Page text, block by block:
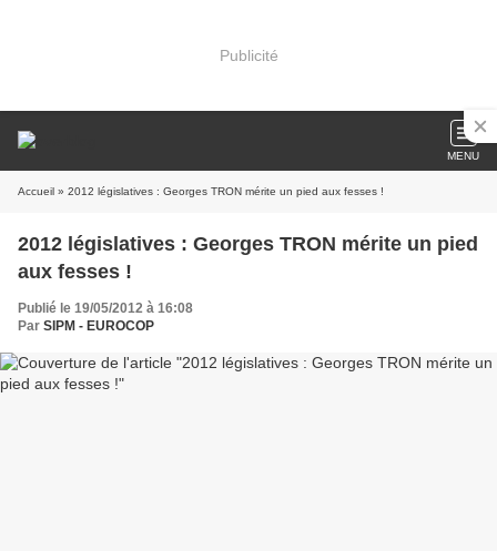
Publicité
MENU
Accueil » 2012 législatives : Georges TRON mérite un pied aux fesses !
2012 législatives : Georges TRON mérite un pied
aux fesses !
Publié le 19/05/2012 à 16:08
Par SIPM - EUROCOP